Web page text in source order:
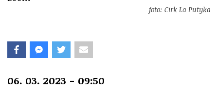
foto: Cirk La Putyka
06. 03. 2023 - 09:50